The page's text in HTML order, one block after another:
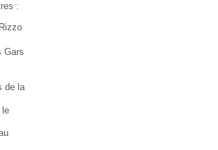
:
Gars
de la
le